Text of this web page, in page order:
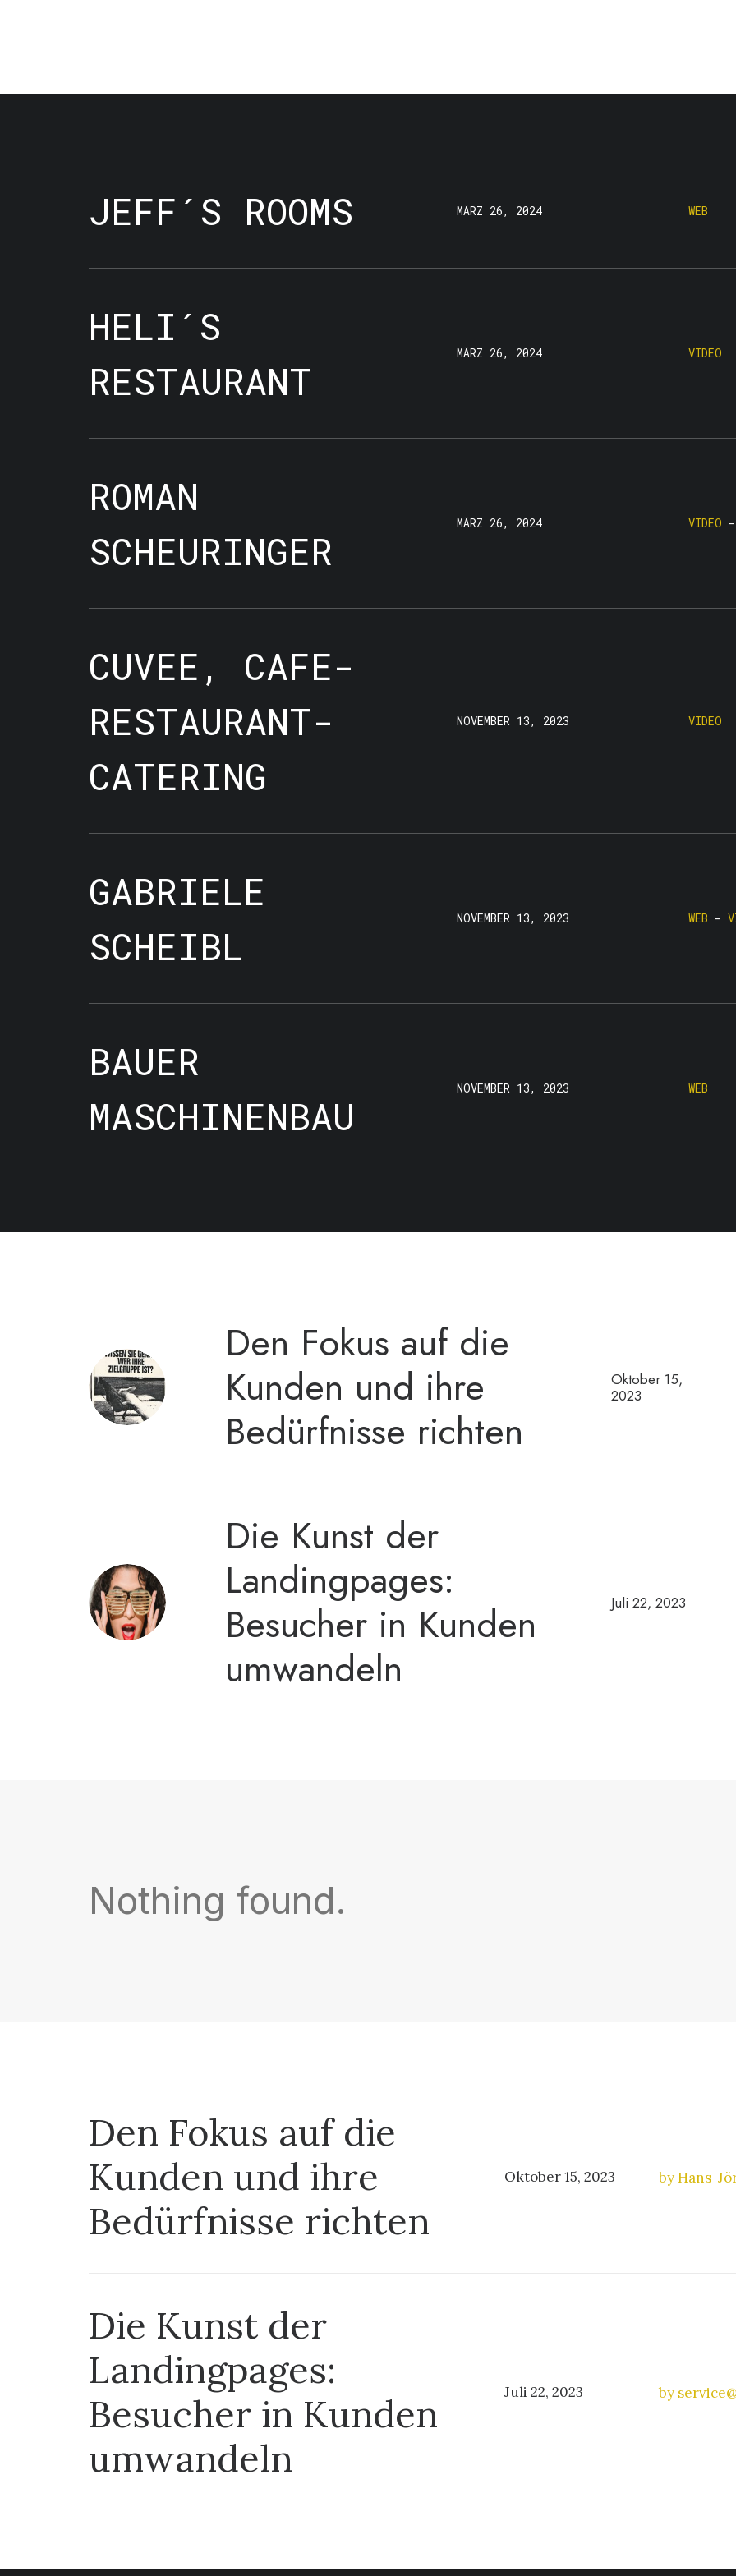
JEFF´S ROOMS MÄRZ 26, 2024 WEB
HELI´S
RESTAURANT
MÄRZ 26, 2024 VIDEO
ROMAN
SCHEURINGER
MÄRZ 26, 2024 VIDEO -
CUVEE, CAFE-
RESTAURANT-
CATERING
NOVEMBER 13, 2023 VIDEO
GABRIELE
SCHEIBL
NOVEMBER 13, 2023 WEB -
BAUER
MASCHINENBAU
NOVEMBER 13, 2023 WEB
Den Fokus auf die
Kunden und ihre
Bedürfnisse richten
Oktober 15,
2023
Die Kunst der
Landingpages:
Besucher in Kunden
umwandeln
Juli 22, 2023
Nothing found.
Den Fokus auf die
Kunden und ihre
Bedürfnisse richten
Oktober 15, 2023 by Hans-
Die Kunst der
Landingpages:
Besucher in Kunden
umwandeln
Juli 22, 2023 by